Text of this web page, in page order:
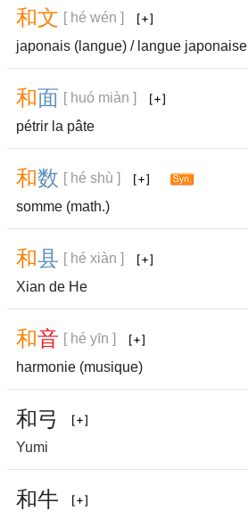
和文 [ hé wén ]
japonais (langue) / langue japonaise
和面 [ huó miàn ]
pétrir la pâte
和数 [ hé shù ]
somme (math.)
和县 [ hé xiàn ]
Xian de He
和音 [ hé yīn ]
harmonie (musique)
和弓
Yumi
和牛